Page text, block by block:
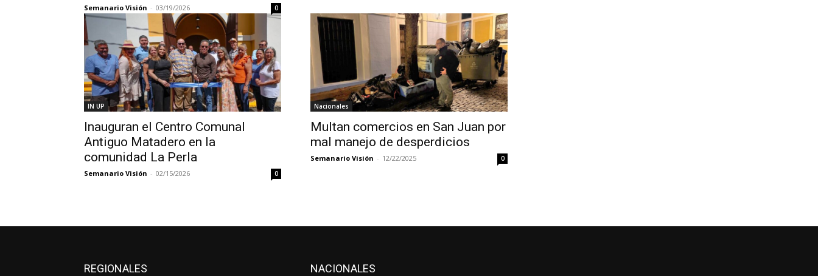
Semanario Visión - 03/19/2026 0
IN UP
Inauguran el Centro Comunal
Antiguo Matadero en la
comunidad La Perla
Semanario Visión - 02/15/2026 0
Nacionales
Multan comercios en San Juan por
mal manejo de desperdicios
Semanario Visión - 12/22/2025 0
REGIONALES NACIONALES